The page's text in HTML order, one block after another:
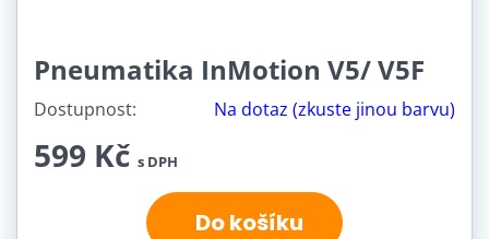
Pneumatika InMotion V5/ V5F
Dostupnost: Na dotaz (zkuste jinou barvu)
599 Kč s DPH
Do košíku